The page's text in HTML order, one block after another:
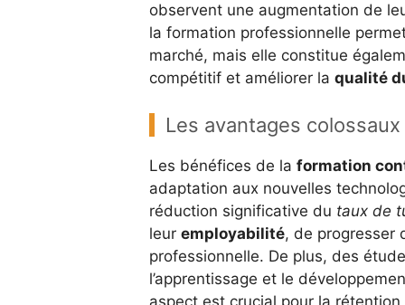
observent une augmentation de
la formation professionnelle
marché, mais elle constitue
compétitif et améliorer la qualité
Les avantages
Les bénéfices de la formation
adaptation aux nouvelles
réduction significative du taux de
leur employabilité, de progresser
professionnelle. De plus, des
l’apprentissage et le
aspect est crucial pour la